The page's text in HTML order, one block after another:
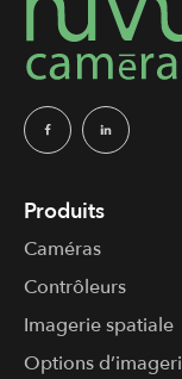
Produits
Caméras
Contrôleurs
Imagerie spatiale
Options